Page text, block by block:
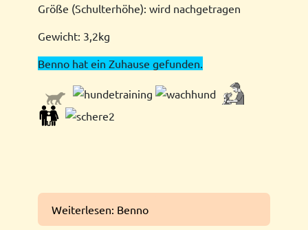
Größe (Schulterhöhe): wird nachgetragen
Gewicht: 3,2kg
Benno hat ein Zuhause gefunden.
Weiterlesen: Benno